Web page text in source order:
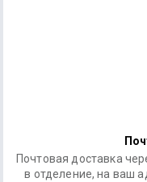
Почтовая доставка
в отделение, на ваш